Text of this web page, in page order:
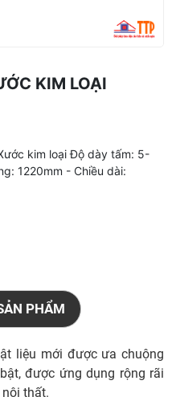
KIM LOẠI
kim loại Độ dày tấm: 5-
1220mm - Chiều dài:
PHẨM
liệu mới được ưa chuộng
được ứng dụng rộng rãi
thất.